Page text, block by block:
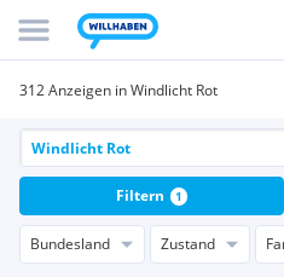
312 Anzeigen in Windlicht Rot
Bundesland Zustand
Filtern 1